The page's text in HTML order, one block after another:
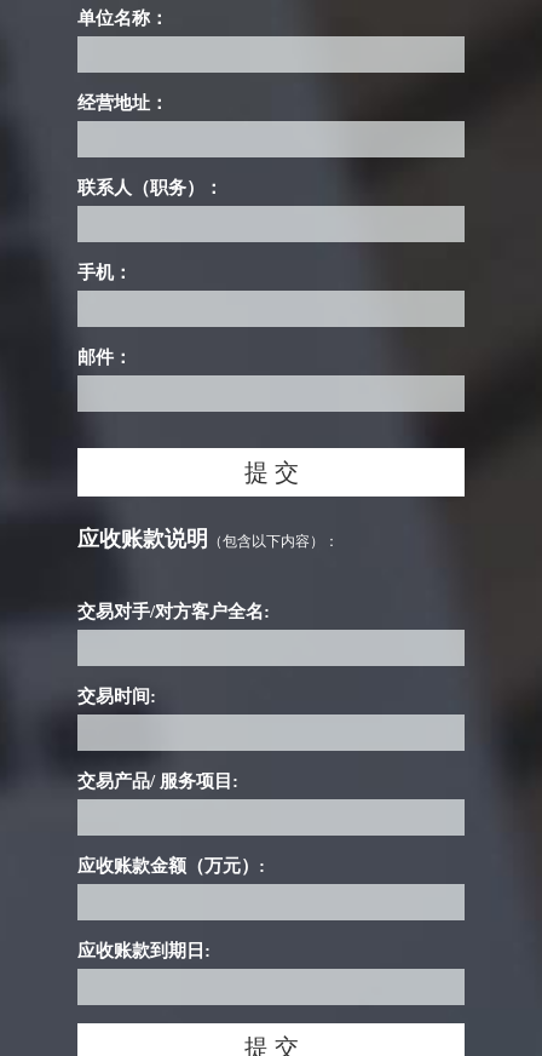
单位名称：
经营地址：
联系人（职务）：
手机：
邮件：
应收账款说明 （包含以下内容）：
交易对手/对方客户全名:
交易时间:
交易产品/ 服务项目:
应收账款金额（万元）:
应收账款到期日: